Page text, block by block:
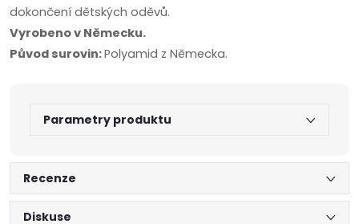
dokončení dětských oděvů.
Vyrobeno v Německu.
Původ surovin:Polyamid z Německa.
Parametry produktu
Recenze
Diskuse